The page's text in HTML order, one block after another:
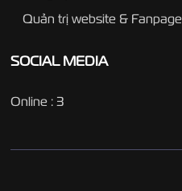
Quản trị website & Fanpage
SOCIALMEDIA
Online : 3